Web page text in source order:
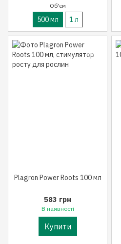
Об'єм
500 мл 1 л
Plagron Power Roots 100 мл
583 грн
В наявності
Купити